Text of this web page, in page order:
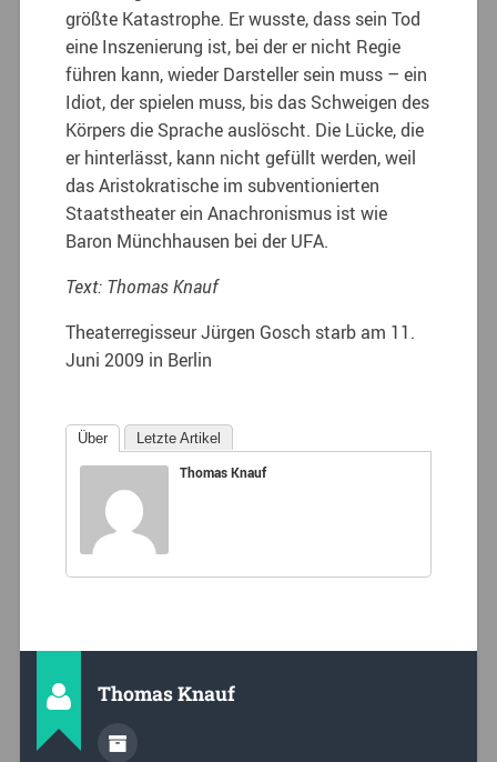
größte Katastrophe. Er wusste, dass sein Tod
eine Inszenierung ist, bei der er nicht Regie
führen kann, wieder Darsteller sein muss – ein
Idiot, der spielen muss, bis das Schweigen des
Körpers die Sprache auslöscht. Die Lücke, die
er hinterlässt, kann nicht gefüllt werden, weil
das Aristokratische im subventionierten
Staatstheater ein Anachronismus ist wie
Baron Münchhausen bei der UFA.
Text: Thomas Knauf
Theaterregisseur Jürgen Gosch starb am 11.
Juni 2009 in Berlin
Über Letzte Artikel
Thomas Knauf
Thomas Knauf